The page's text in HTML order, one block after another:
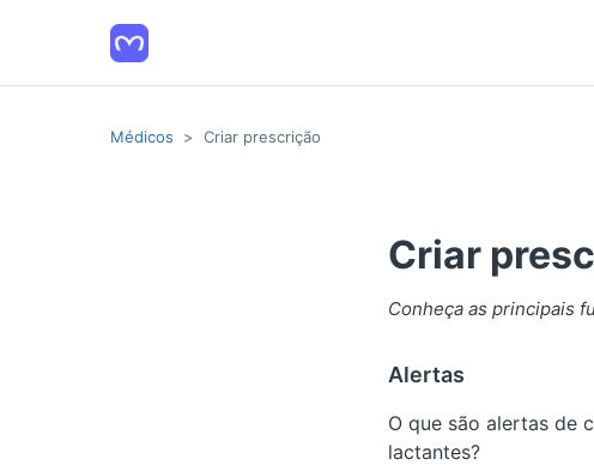
Médicos Criar prescrição
Criar
Conheça as principais
Alertas
O que são alertas de
lactantes?